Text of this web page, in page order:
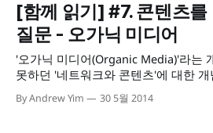
[함께 읽기] #7. 콘텐츠
질문 - 오가닉 미디어
'오가닉 미디어(Organic Media)'라는
못하던 '네트워크와 콘텐츠'에 대한
을 수 있게 도와준 신선한 발견이었습
노상규 교수님의 내공 가득한 포스팅
By Andrew Yim 30 5월 2014